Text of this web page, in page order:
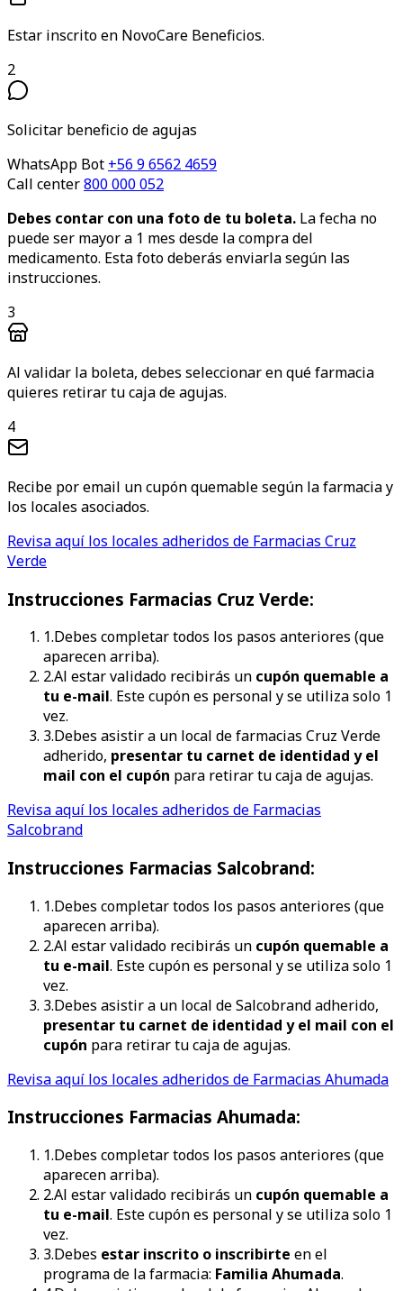
Estar inscrito en NovoCare Beneficios.
2
Solicitar beneficio de agujas
WhatsApp Bot +56 9 6562 4659
Call center800 000 052
Debes contar con una foto de tu boleta. La fecha no
puede ser mayor a 1 mes desde la compra del
medicamento. Esta foto deberás enviarla según las
instrucciones.
3
Al validar la boleta, debes seleccionar en qué farmacia
quieres retirar tu caja de agujas.
4
Recibe por email un cupón quemable según la farmacia y
los locales asociados.
Revisa aquí los locales adheridos de Farmacias Cruz
Verde
Instrucciones Farmacias Cruz Verde:
1.Debes completar todos los pasos anteriores (que
aparecen arriba).
2.Al estar validado recibirás un cupón quemable a
tu e-mail. Este cupón es personal y se utiliza solo 1
vez.
3.Debes asistir a un local de farmacias Cruz Verde
adherido, presentar tu carnet de identidad y el
mail con el cupón para retirar tu caja de agujas.
Revisa aquí los locales adheridos de Farmacias
Salcobrand
Instrucciones Farmacias Salcobrand:
1.Debes completar todos los pasos anteriores (que
aparecen arriba).
2.Al estar validado recibirás un cupón quemable a
tu e-mail. Este cupón es personal y se utiliza solo 1
vez.
3.Debes asistir a un local de Salcobrand adherido,
presentar tu carnet de identidad y el mail con el
cupón para retirar tu caja de agujas.
Revisa aquí los locales adheridos de Farmacias Ahumada
Instrucciones Farmacias Ahumada:
1.Debes completar todos los pasos anteriores (que
aparecen arriba).
2.Al estar validado recibirás un cupón quemable a
tu e-mail. Este cupón es personal y se utiliza solo 1
vez.
3.Debes estar inscrito o inscribirte en el
programa de la farmacia: Familia Ahumada.